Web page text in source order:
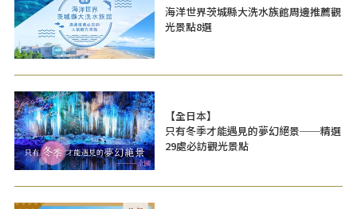
海洋世界茨城縣大洗水族館周邊推薦觀
光景點8選
【全日本】
只有冬季才能遇見的夢幻絕景──精選
29處必訪觀光景點